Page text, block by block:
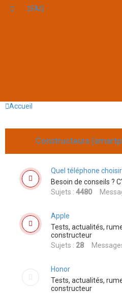
FAQ
Accueil
Constructeurs
Quel téléphone choisir
Besoin de conseils ?
Sujets : 4480
Apple
Tests, actualités,
constructeur
Sujets : 28
Honor
Tests, actualités,
constructeur